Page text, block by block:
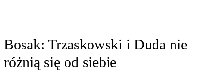
Bosak: Trzaskowski i Duda nie
różnią się od siebie